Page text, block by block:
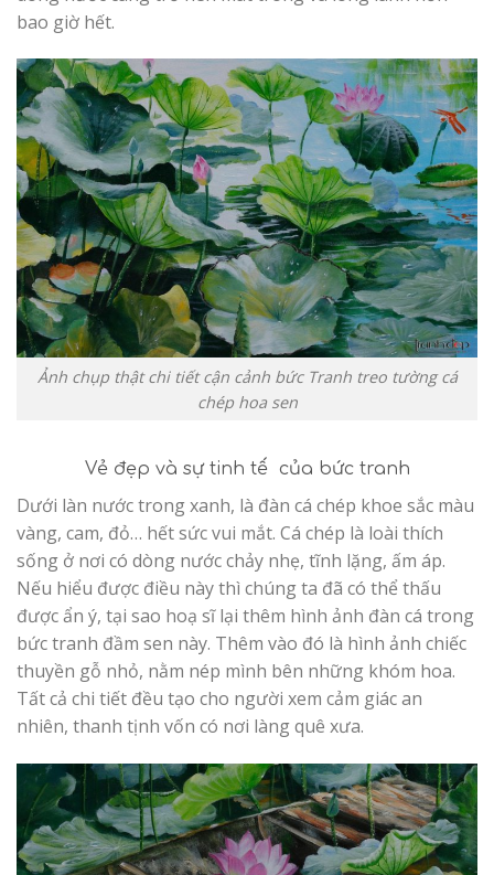
bao giờ hết.
Ảnh chụp thật chi tiết cận cảnh bức Tranh treo tường cá
chép hoa sen
Vẻ đẹp và sự tinh tế của bức tranh
Dưới làn nước trong xanh, là đàn cá chép khoe sắc màu
vàng, cam, đỏ… hết sức vui mắt. Cá chép là loài thích
sống ở nơi có dòng nước chảy nhẹ, tĩnh lặng, ấm áp.
Nếu hiểu được điều này thì chúng ta đã có thể thấu
được ẩn ý, tại sao hoạ sĩ lại thêm hình ảnh đàn cá trong
bức tranh đầm sen này. Thêm vào đó là hình ảnh chiếc
thuyền gỗ nhỏ, nằm nép mình bên những khóm hoa.
Tất cả chi tiết đều tạo cho người xem cảm giác an
nhiên, thanh tịnh vốn có nơi làng quê xưa.